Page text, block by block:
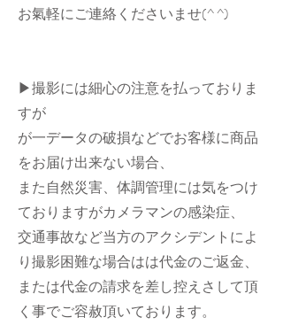
お氣軽にご連絡くださいませ(^ ^)
▶︎撮影には細心の注意を払っておりま
すが
が一データの破損などでお客様に商品
をお届け出来ない場合、
また自然災害、体調管理には気をつけ
ておりますがカメラマンの感染症、
交通事故など当方のアクシデントによ
り撮影困難な場合はは代金のご返金、
または代金の請求を差し控えさして頂
く事でご容赦頂いております。